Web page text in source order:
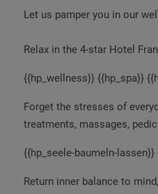
Let us pamper you in our
Relax in the 4-star Hotel
{{hp_wellness}} {{hp_spa}}
Forget the stresses of
treatments, massages,
{{hp_seele-baumeln-
Return inner balance to